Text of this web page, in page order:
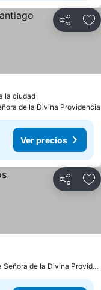
Compartir
la ciudad
de la Divina Providencia
Ver precios
Compartir
a 1.6 km de: Nuestra Señora de la Divina Providencia